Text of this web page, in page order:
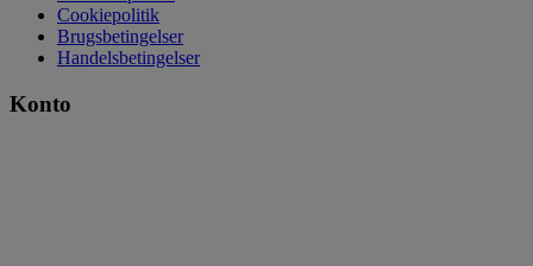
Cookiepolitik
Brugsbetingelser
Handelsbetingelser
Konto